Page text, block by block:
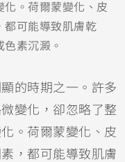
。荷爾蒙變化、皮
都可能導致肌膚乾
素沉澱。
的時期之一。許多
變化，卻忽略了整
。荷爾蒙變化、皮
，都可能導致肌膚